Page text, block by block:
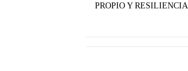
PROPIO Y RESILIENCIA